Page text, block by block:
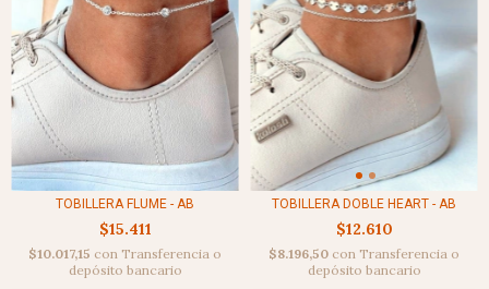
TOBILLERA FLUME - AB
$15.411
$10.017,15 con Transferencia o
depósito bancario
TOBILLERA DOBLE HEART - AB
$12.610
$8.196,50 con Transferencia o
depósito bancario